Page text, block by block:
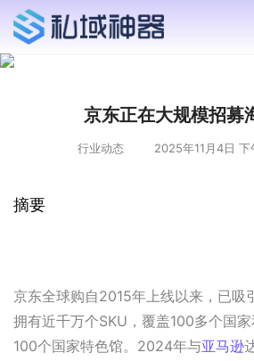
京东正在大规模招募
行业动态 2025年11月4日 下
摘要
京东全球购自2015年上线以来，已吸
拥有近千万个SKU，覆盖100多个国
100个国家特色馆。2024年与亚马逊